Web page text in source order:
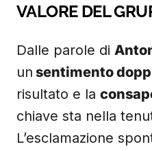
VALORE DEL
Dalle parole di
un sentimento
risultato e la
chiave sta nella
L’esclamazione